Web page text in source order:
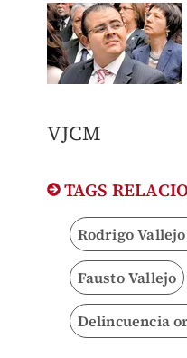
​VJCM
TAGS
Rodrigo
Fausto Vallejo
Delincuencia